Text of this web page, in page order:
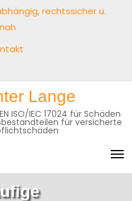
rechtssicher u.
Referenzen
Kontakt
Lange
ISO/IEC 17024 für Schäden
für versicherte